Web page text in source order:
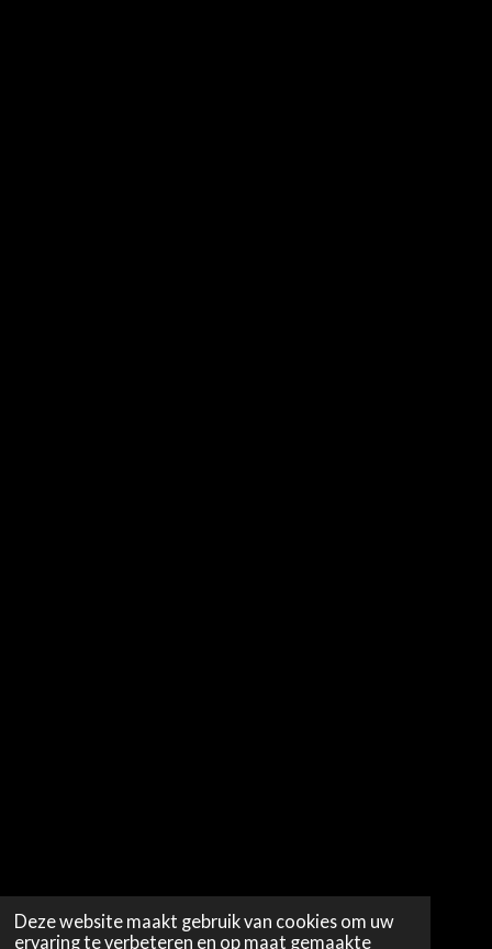
Deze website maakt gebruik van cookies om uw
ervaring te verbeteren en op maat gemaakte